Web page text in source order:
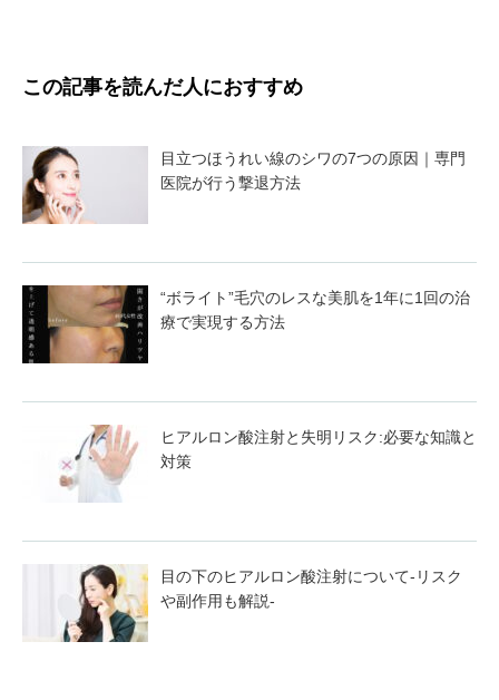
この記事を読んだ人におすすめ
目立つほうれい線のシワの7つの原因｜専門
医院が行う撃退方法
“ボライト”毛穴のレスな美肌を1年に1回の治
療で実現する方法
ヒアルロン酸注射と失明リスク:必要な知識と
対策
目の下のヒアルロン酸注射について-リスク
や副作用も解説-